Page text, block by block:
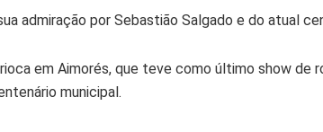
admiração por Sebastião Salgado e do atual
em Aimorés, que teve como último show de
municipal.